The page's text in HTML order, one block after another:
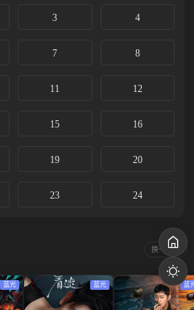
3 4
7 8
11 12
15 16
19 20
23 24
换一换
蓝光 蓝光 蓝